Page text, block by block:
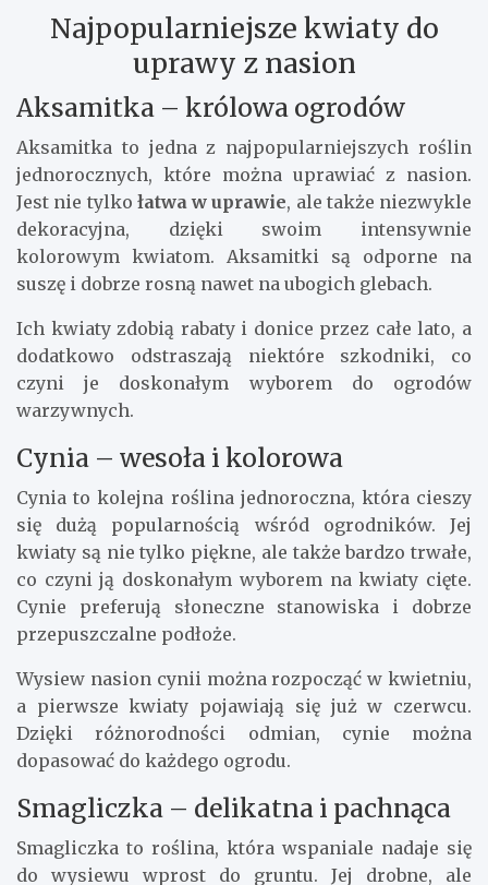
Najpopularniejsze kwiaty do
uprawy z nasion
Aksamitka – królowa ogrodów
Aksamitka to jedna z najpopularniejszych roślin
jednorocznych, które można uprawiać z nasion.
Jest nie tylko łatwa w uprawie, ale także niezwykle
dekoracyjna, dzięki swoim intensywnie
kolorowym kwiatom. Aksamitki są odporne na
suszę i dobrze rosną nawet na ubogich glebach.
Ich kwiaty zdobią rabaty i donice przez całe lato, a
dodatkowo odstraszają niektóre szkodniki, co
czyni je doskonałym wyborem do ogrodów
warzywnych.
Cynia – wesoła i kolorowa
Cynia to kolejna roślina jednoroczna, która cieszy
się dużą popularnością wśród ogrodników. Jej
kwiaty są nie tylko piękne, ale także bardzo trwałe,
co czyni ją doskonałym wyborem na kwiaty cięte.
Cynie preferują słoneczne stanowiska i dobrze
przepuszczalne podłoże.
Wysiew nasion cynii można rozpocząć w kwietniu,
a pierwsze kwiaty pojawiają się już w czerwcu.
Dzięki różnorodności odmian, cynie można
dopasować do każdego ogrodu.
Smagliczka – delikatna i pachnąca
Smagliczka to roślina, która wspaniale nadaje się
do wysiewu wprost do gruntu. Jej drobne, ale